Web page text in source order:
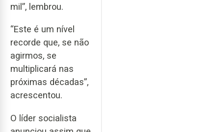
mil”, lembrou.
“Este é um nível
recorde que, se não
agirmos, se
multiplicará nas
próximas décadas”,
acrescentou.
O líder socialista